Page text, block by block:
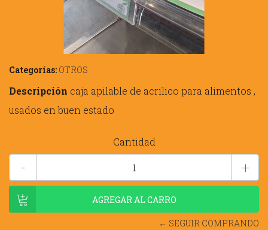
Categorías: OTROS
Descripción caja apilable de acrilico para alimentos ,
usados en buen estado
Cantidad
- +
← SEGUIR COMPRANDO